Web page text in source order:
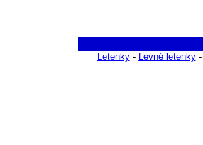
Letenky- Levné letenky-